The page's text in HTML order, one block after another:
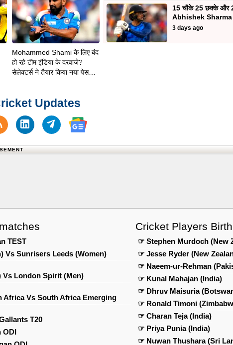
Mohammed Shami के लिए बंद
हो रहे टीम इंडिया के दरवाजे?
सेलेक्टर्स ने तैयार किया नया पेस
15 चौके 25 छक्के और
Abhishek
3 days ago
Updates
(Twitter)
Subscribe to our RSS Feed
Follow us on LinkedIn
Follow us on Telegram
Follow us on Google News
TEST
Vs Sunrisers Leeds (Women)
London Spirit (Men)
Vs South Africa Emerging
T20
ODI
Cricket Players
☞ Stephen Murdoch (New
☞ Jesse Ryder (New
☞ Naeem-ur-Rehman
☞ Kunal Mahajan (India)
☞ Dhruv Maisuria
☞ Ronald Timoni
☞ Charan Teja (India)
☞ Priya Punia (India)
☞ Nuwan Thushara (Sri